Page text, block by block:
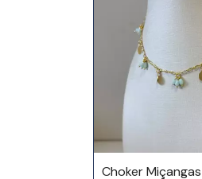
Choker